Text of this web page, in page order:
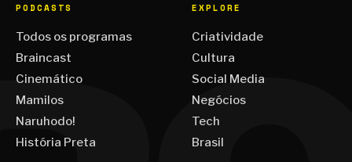
PODCASTS
Todos os programas
Braincast
Cinemático
Mamilos
Naruhodo!
História Preta
EXPLORE
Criatividade
Cultura
Social Media
Negócios
Tech
Brasil